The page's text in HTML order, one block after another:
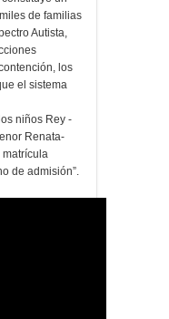
de familias
Autista,
los
el sistema
niños Rey -
Renata-
matrícula
de admisión”.